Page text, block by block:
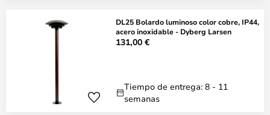
DL25 Bolardo luminoso color cobre, IP44,
acero inoxidable - Dyberg Larsen
131,00 €
Tiempo de entrega: 8 - 11
semanas